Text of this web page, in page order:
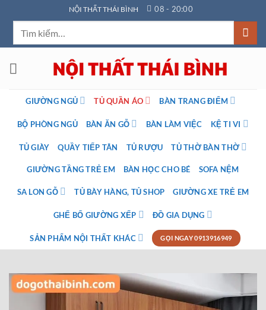
qua
dung
NỘI THẤT THÁI BÌNH 08 - 20:00
GIƯỜNG NGỦ TỦ QUẦN ÁO BÀN TRANG ĐIỂM
BỘ PHÒNG NGỦ BÀN ĂN GỖ BÀN LÀM VIỆC KỆ TI VI
TỦ GIÀY QUẦY TIẾP TÂN TỦ RƯỢU TỦ THỜ BÀN THỜ
GIƯỜNG TẦNG TRẺ EM BÀN HỌC CHO BÉ SOFA NỆM
SA LON GỖ TỦ BÀY HÀNG, TỦ SHOP GIƯỜNG XE TRẺ EM
GHẾ BỐ GIƯỜNG XẾP ĐỒ GIA DỤNG
SẢN PHẨM NỘI THẤT KHÁC GỌI NGAY 0913916949